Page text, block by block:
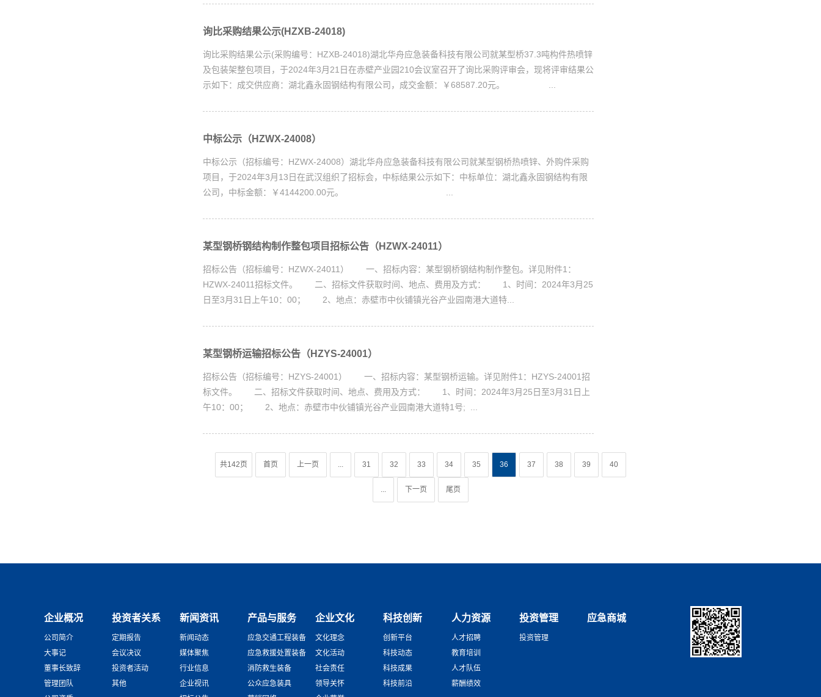
询比采购结果公示(HZXB-24018)
询比采购结果公示(采购编号：HZXB-24018)湖北华舟应急装备科技有限公司就某型桥37.3吨构件热喷锌
及包装架整包项目，于2024年3月21日在赤壁产业园210会议室召开了询比采购评审会，现将评审结果公
示如下：成交供应商：湖北鑫永固钢结构有限公司，成交金额：￥68587.20元。 ...
中标公示（HZWX-24008）
中标公示（招标编号：HZWX-24008）湖北华舟应急装备科技有限公司就某型钢桥热喷锌、外购件采购
项目，于2024年3月13日在武汉组织了招标会，中标结果公示如下：中标单位：湖北鑫永固钢结构有限
公司，中标金额：￥4144200.00元。 ...
某型钢桥钢结构制作整包项目招标公告（HZWX-24011）
招标公告（招标编号：HZWX-24011） 一、招标内容：某型钢桥钢结构制作整包。详见附件1：
HZWX-24011招标文件。 二、招标文件获取时间、地点、费用及方式： 1、时间：2024年3月25
日至3月31日上午10：00； 2、地点：赤壁市中伙铺镇光谷产业园南港大道特...
某型钢桥运输招标公告（HZYS-24001）
招标公告（招标编号：HZYS-24001） 一、招标内容：某型钢桥运输。详见附件1：HZYS-24001招
标文件。 二、招标文件获取时间、地点、费用及方式： 1、时间：2024年3月25日至3月31日上
午10：00； 2、地点：赤壁市中伙铺镇光谷产业园南港大道特1号; ...
共142页 首页 上一页 ... 31 32 33 34 35 36 37 38 39 40
... 下一页 尾页
企业概况
公司简介
大事记
董事长致辞
管理团队
投资者关系
定期报告
会议决议
投资者活动
其他
新闻资讯
新闻动态
媒体聚焦
行业信息
企业视讯
产品与服务
应急交通工程装备
应急救援处置装备
消防救生装备
公众应急装具
企业文化
文化理念
文化活动
社会责任
领导关怀
科技创新
创新平台
科技动态
科技成果
科技前沿
人力资源
人才招聘
教育培训
人才队伍
薪酬绩效
投资管理
投资管理
应急商城